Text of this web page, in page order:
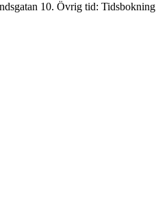
10. Övrig tid: Tidsbokning